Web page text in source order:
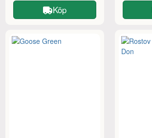
Köp